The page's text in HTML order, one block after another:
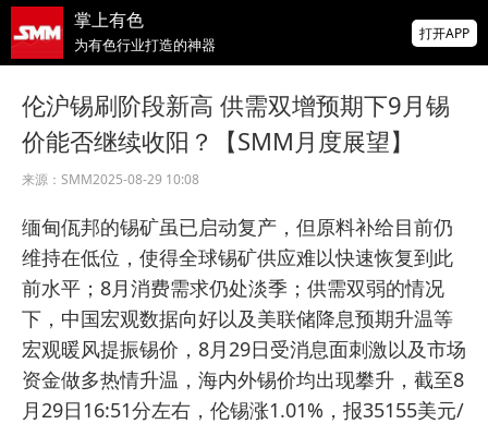
掌上有色
为有色行业打造的神器
北方稀土：长期来看 随着新能源等增量需求
持续释放稳步发展 稀土价格得到有力支撑
SMM新增菲律宾低品位红土镍矿价格点
京投发展、金科股份涨停【SMM快讯】
打开APP
伦沪锡刷阶段新高 供需双增预期下9月锡
价能否继续收阳？【SMM月度展望】
来源： SMM2025-08-29 10:08
缅甸佤邦的锡矿虽已启动复产，但原料补给目前仍
维持在低位，使得全球锡矿供应难以快速恢复到此
前水平；8月消费需求仍处淡季；供需双弱的情况
下，中国宏观数据向好以及美联储降息预期升温等
宏观暖风提振锡价，8月29日受消息面刺激以及市场
资金做多热情升温，海内外锡价均出现攀升，截至8
月29日16:51分左右，伦锡涨1.01%，报35155美元/